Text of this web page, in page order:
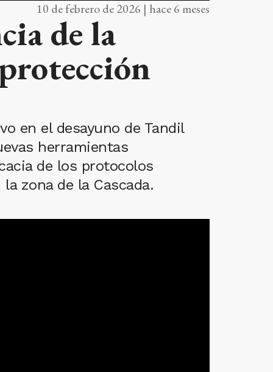
10 de febrero de 2026 | hace 6 meses
de la
en el desayuno de Tandil
herramientas
de los protocolos
zona de la Cascada.